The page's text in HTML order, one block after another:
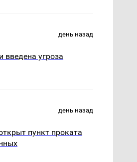
день назад
введена угроза
день назад
пункт проката